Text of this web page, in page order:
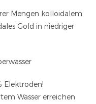
Mengen kolloidalem
Gold in niedriger
Elektroden!
Wasser erreichen